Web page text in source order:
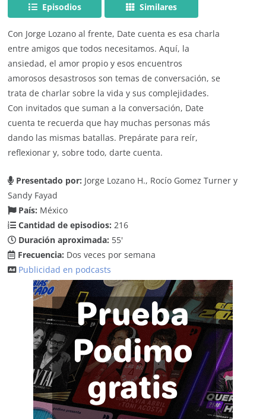
Episodios Similares
Con Jorge Lozano al frente, Date cuenta es esa charla
entre amigos que todos necesitamos. Aquí, la
ansiedad, el amor propio y esos encuentros
amorosos desastrosos son temas de conversación, se
trata de charlar sobre la vida y sus complejidades.
Con invitados que suman a la conversación, Date
cuenta te recuerda que hay muchas personas más
dando las mismas batallas. Prepárate para reír,
reflexionar y, sobre todo, darte cuenta.
Presentado por: Jorge Lozano H., Rocío Gomez Turner y
Sandy Fayad
País: México
Cantidad de episodios: 216
Duración aproximada: 55'
Frecuencia: Dos veces por semana
Publicidad en podcasts